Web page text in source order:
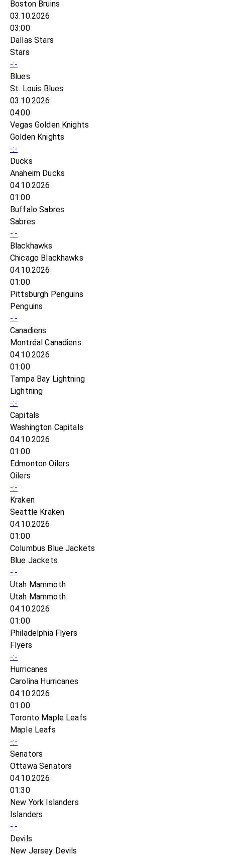
Boston Bruins
03.10.2026
03:00
Dallas Stars
Stars
-:-
Blues
St. Louis Blues
03.10.2026
04:00
Vegas Golden Knights
Golden Knights
-:-
Ducks
Anaheim Ducks
04.10.2026
01:00
Buffalo Sabres
Sabres
-:-
Blackhawks
Chicago Blackhawks
04.10.2026
01:00
Pittsburgh Penguins
Penguins
-:-
Canadiens
Montréal Canadiens
04.10.2026
01:00
Tampa Bay Lightning
Lightning
-:-
Capitals
Washington Capitals
04.10.2026
01:00
Edmonton Oilers
Oilers
-:-
Kraken
Seattle Kraken
04.10.2026
01:00
Columbus Blue Jackets
Blue Jackets
-:-
Utah Mammoth
Utah Mammoth
04.10.2026
01:00
Philadelphia Flyers
Flyers
-:-
Hurricanes
Carolina Hurricanes
04.10.2026
01:00
Toronto Maple Leafs
Maple Leafs
-:-
Senators
Ottawa Senators
04.10.2026
01:30
New York Islanders
Islanders
-:-
Devils
New Jersey Devils